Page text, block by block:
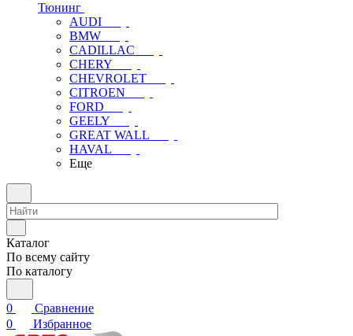
Тюнинг
AUDI
BMW
CADILLAC
CHERY
CHEVROLET
CITROEN
FORD
GEELY
GREAT WALL
HAVAL
Еще
Каталог
По всему сайту
По каталогу
0
Сравнение
0
Избранное